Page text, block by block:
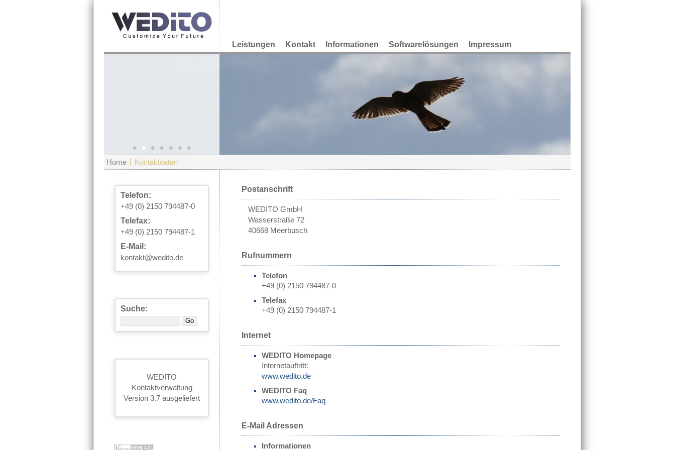
Leistungen Kontakt Informationen Softwarelösungen Impressum
• • • • • • •
Home Kontaktdaten
Telefon:
+49 (0) 2150 794487-0
Telefax:
+49 (0) 2150 794487-1
E-Mail:
kontakt@wedito.de
Suche:
WEDITO
Kontaktverwaltung
Version 3.7 ausgeliefert
Postanschrift
WEDITO GmbH
Wasserstraße 72
40668 Meerbusch
Rufnummern
Telefon
+49 (0) 2150 794487-0
Telefax
+49 (0) 2150 794487-1
Internet
WEDITO Homepage
Internetauftritt:
www.wedito.de
WEDITO Faq
www.wedito.de/Faq
E-Mail Adressen
Informationen